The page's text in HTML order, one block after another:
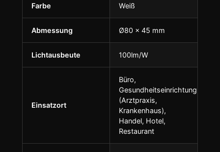
Farbe Weiß
Abmessung Ø80 x 45 mm
Lichtausbeute 100lm/W
Einsatzort
Büro,
Gesundheitseinrichtung
(Arztpraxis,
Krankenhaus),
Handel, Hotel,
Restaurant